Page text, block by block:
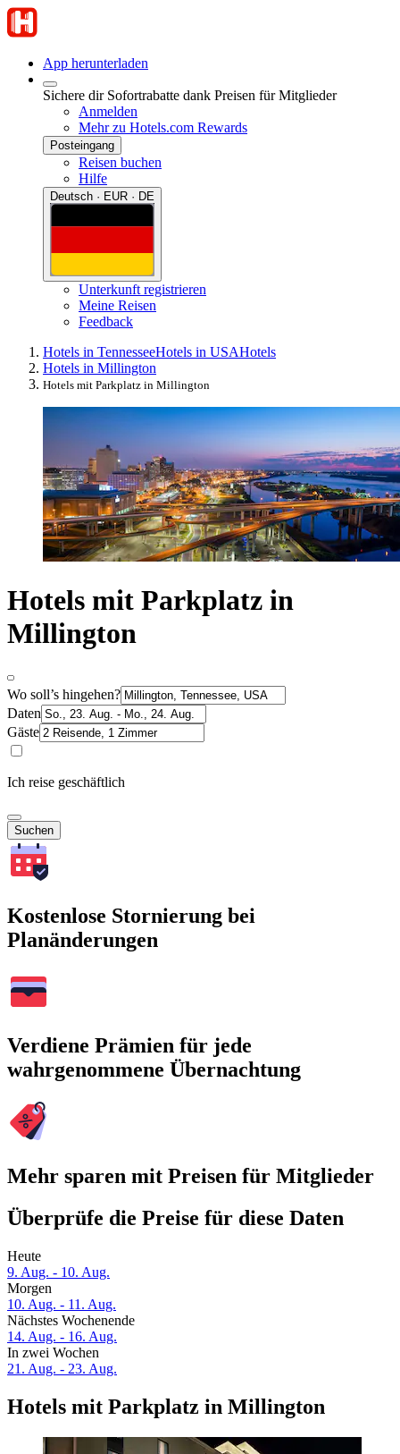
App herunterladen
Sichere dir Sofortrabatte dank Preisen für Mitglieder
Anmelden
Mehr zu Hotels.com Rewards
Posteingang
Reisen buchen
Hilfe
Deutsch · EUR · DE
Unterkunft registrieren
Meine Reisen
Feedback
Hotels in TennesseeHotels in USAHotels
Hotels in Millington
Hotels mit Parkplatz in Millington
Hotels mit Parkplatz in
Millington
Wo soll’s hingehen?
Daten
Gäste
Ich reise geschäftlich
Suchen
Kostenlose Stornierung bei
Planänderungen
Verdiene Prämien für jede
wahrgenommene Übernachtung
Mehr sparen mit Preisen für Mitglieder
Überprüfe die Preise für diese Daten
Heute
9. Aug. - 10. Aug.
Morgen
10. Aug. - 11. Aug.
Nächstes Wochenende
14. Aug. - 16. Aug.
In zwei Wochen
21. Aug. - 23. Aug.
Hotels mit Parkplatz in Millington